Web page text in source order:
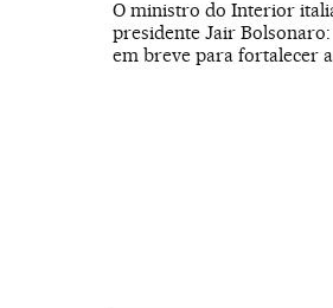
O ministro do Interior
presidente Jair
em breve para fortalecer